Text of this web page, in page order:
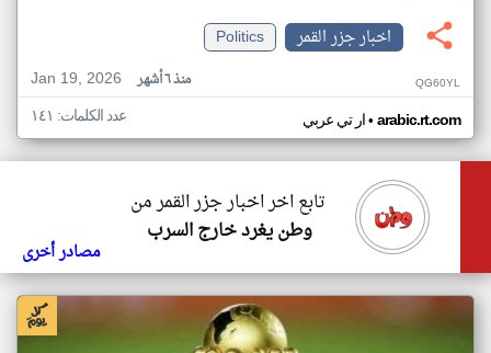
اخبار جزر القمر
Politics
Jan 19, 2026
منذ ٦ أشهر QG60YL
ار تي عربي• arabic.rt.com عدد الكلمات: ١٤١
تابع اخر اخبار جزر القمر من
وطن يغرد خارج السرب
مصادر أخرى